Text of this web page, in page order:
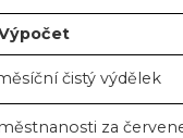
čistý výdělek
za